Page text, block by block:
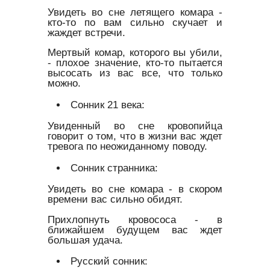
Увидеть во сне летящего комара -
кто-то по вам сильно скучает и
жаждет встречи.
Мертвый комар, которого вы убили,
- плохое значение, кто-то пытается
высосать из вас все, что только
можно.
Сонник 21 века:
Увиденный во сне кровопийца
говорит о том, что в жизни вас ждет
тревога по неожиданному поводу.
Сонник странника:
Увидеть во сне комара - в скором
времени вас сильно обидят.
Прихлопнуть кровососа - в
ближайшем будущем вас ждет
большая удача.
Русский сонник: